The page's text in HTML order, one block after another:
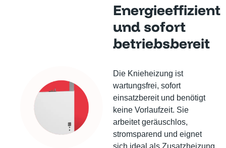
Energieeffizient
und sofort
betriebsbereit
Die Knieheizung ist
wartungsfrei, sofort
einsatzbereit und benötigt
keine Vorlaufzeit. Sie
arbeitet geräuschlos,
stromsparend und eignet
sich ideal als Zusatzheizung